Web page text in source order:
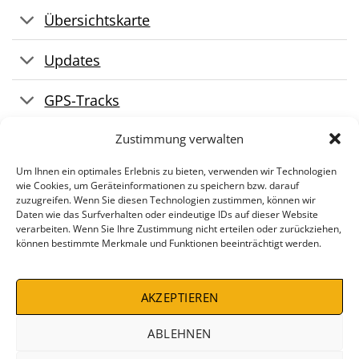
Zustimmung verwalten
Um Ihnen ein optimales Erlebnis zu bieten, verwenden wir Technologien
wie Cookies, um Geräteinformationen zu speichern bzw. darauf
zuzugreifen. Wenn Sie diesen Technologien zustimmen, können wir
Daten wie das Surfverhalten oder eindeutige IDs auf dieser Website
verarbeiten. Wenn Sie Ihre Zustimmung nicht erteilen oder zurückziehen,
können bestimmte Merkmale und Funktionen beeinträchtigt werden.
AKZEPTIEREN
ABLEHNEN
Übersichtskarte
Updates
GPS-Tracks
Audiosprachführer
DATENSCHUTZBELEHRUNG
ZAHLUNGSARTEN
VERSANDKOSTEN
DEALS %